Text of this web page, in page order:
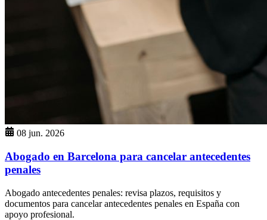
08 jun. 2026
Abogado en Barcelona para cancelar antecedentes
penales
Abogado antecedentes penales: revisa plazos, requisitos y
documentos para cancelar antecedentes penales en España con
apoyo profesional.